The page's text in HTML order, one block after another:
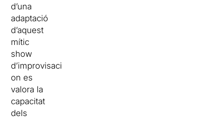
d’una
adaptació
d’aquest
mític
show
d’improvisació,
on es
valora la
capacitat
dels